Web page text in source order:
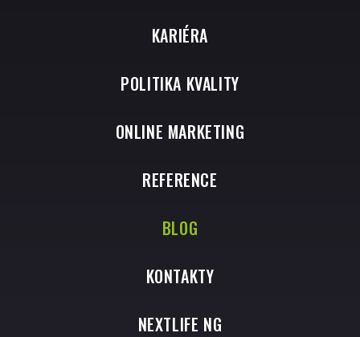
KARIÉRA
POLITIKA KVALITY
ONLINE MARKETING
REFERENCE
BLOG
KONTAKTY
NEXTLIFE NG